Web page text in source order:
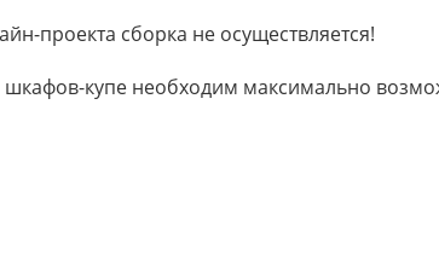
проекта сборка не осуществляется!
шкафов-купе необходим максимально